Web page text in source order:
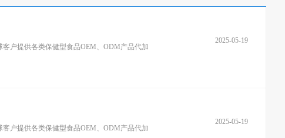
2025-05-19
户提供各类保健型食品OEM、ODM产品代加
2025-05-19
户提供各类保健型食品OEM、ODM产品代加